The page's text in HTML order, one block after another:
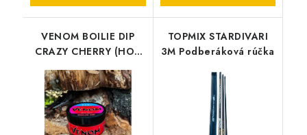
VENOM BOILIE DIP
CRAZY CHERRY (HOT
TOPMIX STARDIVARI
3M Podberáková rúčka